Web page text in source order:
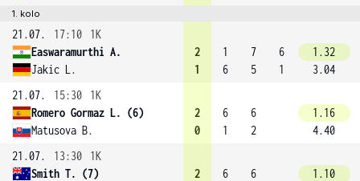
1. kolo
21.07. 17:10
1K
Easwaramurthi A.
Jakic L.
2
1
1
6
7
5
6
1
1.32
3.04
21.07.
15:30
1K
Romero Gormaz L. (6)
Matusova B.
2
0
6
1
6
2
1.16
4.40
21.07.
13:30
1K
Smith T. (7)
2
6
6
1.10